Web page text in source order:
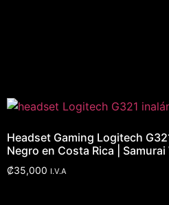
Headset Gaming Logitech
Negro en Costa Rica |
₡35,000 I.V.A